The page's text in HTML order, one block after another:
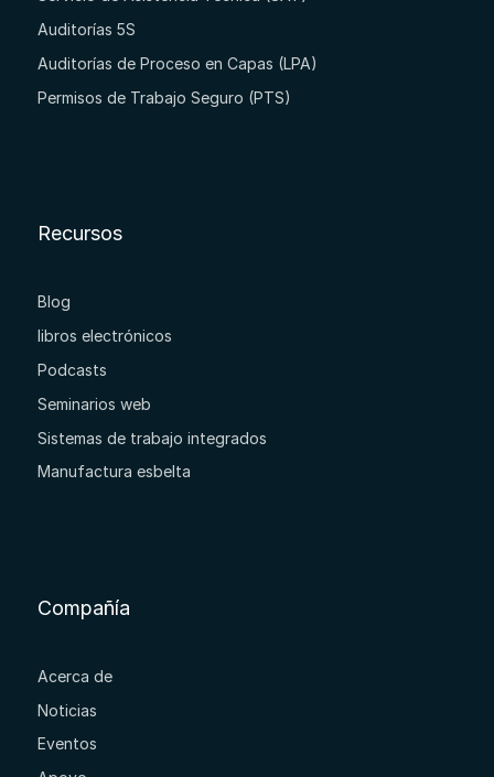
Auditorías 5S
Auditorías de Proceso en Capas (LPA)
Permisos de Trabajo Seguro (PTS)
Recursos
Blog
libros electrónicos
Podcasts
Seminarios web
Sistemas de trabajo integrados
Manufactura esbelta
Compañía
Acerca de
Noticias
Eventos